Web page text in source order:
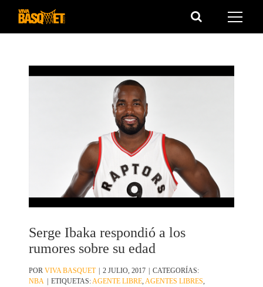
Saltar
Serge Ibaka respondió a los
rumores sobre su edad
PORVIVA BASQUET 2 JULIO, 2017
CATEGORÍAS:
NBA
ETIQUETAS:AGENTE LIBRE,AGENTES LIBRES,